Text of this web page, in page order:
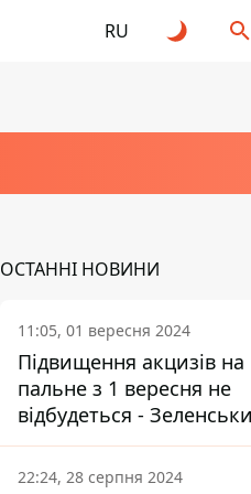
RU
ОСТАННІ НОВИНИ
11:05, 01 вересня 2024
Підвищення акцизів на
пальне з 1 вересня не
відбудеться -
підписав закон
22:24, 28 серпня 2024